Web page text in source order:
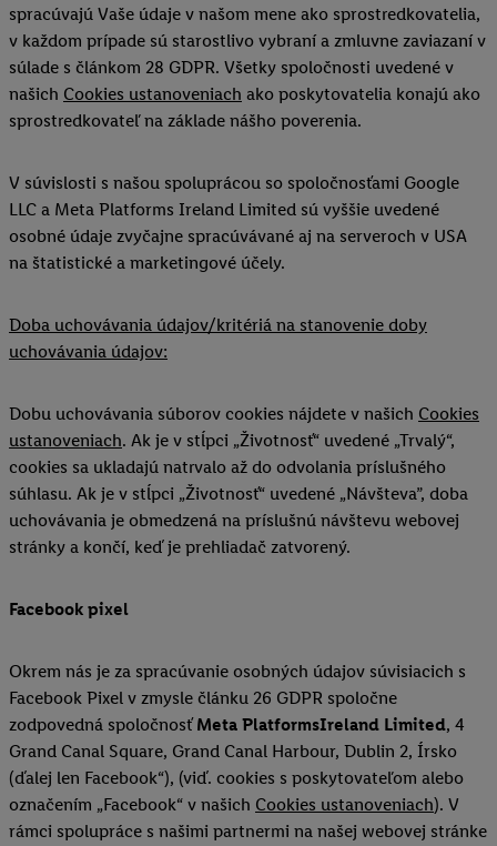
spracúvajú Vaše údaje v našom mene ako sprostredkovatelia,
v každom prípade sú starostlivo vybraní a zmluvne zaviazaní v
súlade s článkom 28 GDPR. Všetky spoločnosti uvedené v
našich Cookies ustanoveniach ako poskytovatelia konajú ako
sprostredkovateľ na základe nášho poverenia.
V súvislosti s našou spoluprácou so spoločnosťami Google
LLC a Meta Platforms Ireland Limited sú vyššie uvedené
osobné údaje zvyčajne spracúvávané aj na serveroch v USA
na štatistické a marketingové účely.
Doba uchovávania údajov/kritériá na stanovenie doby
uchovávania údajov:
Dobu uchovávania súborov cookies nájdete v našich Cookies
ustanoveniach. Ak je v stĺpci „Životnosť“ uvedené „Trvalý“,
cookies sa ukladajú natrvalo až do odvolania príslušného
súhlasu. Ak je v stĺpci „Životnosť“ uvedené „Návšteva”, doba
uchovávania je obmedzená na príslušnú návštevu webovej
stránky a končí, keď je prehliadač zatvorený.
Facebook pixel
Okrem nás je za spracúvanie osobných údajov súvisiacich s
Facebook Pixel v zmysle článku 26 GDPR spoločne
zodpovedná spoločnosťMeta PlatformsIreland Limited, 4
Grand Canal Square, Grand Canal Harbour, Dublin 2, Írsko
(ďalej len Facebook“), (viď. cookies s poskytovateľom alebo
označením „Facebook“ v našich Cookies ustanoveniach). V
rámci spolupráce s našimi partnermi na našej webovej stránke